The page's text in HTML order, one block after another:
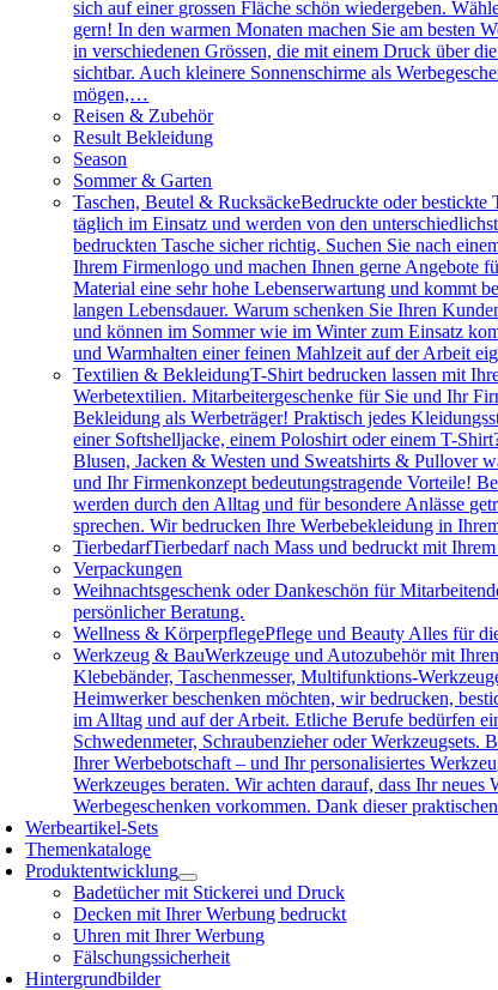
sich auf einer grossen Fläche schön wiedergeben.
gern! In den warmen Monaten machen Sie am besten
in verschiedenen Grössen, die mit einem Druck über
sichtbar. Auch kleinere Sonnenschirme als
mögen,…
Reisen & Zubehör
Result Bekleidung
Season
Sommer & Garten
Taschen, Beutel & RucksäckeBedruckte oder bestickte
täglich im Einsatz und werden von den
bedruckten Tasche sicher richtig. Suchen Sie nach
Ihrem Firmenlogo und machen Ihnen gerne Angebote
Material eine sehr hohe Lebenserwartung und kommt
langen Lebensdauer. Warum schenken Sie Ihren
und können im Sommer wie im Winter zum Einsatz
und Warmhalten einer feinen Mahlzeit auf der Arbeit
Textilien & BekleidungT-Shirt bedrucken lassen mit
Werbetextilien. Mitarbeitergeschenke für Sie und Ihr
Bekleidung als Werbeträger! Praktisch jedes
einer Softshelljacke, einem Poloshirt oder einem T-
Blusen, Jacken & Westen und Sweatshirts & Pullover
und Ihr Firmenkonzept bedeutungstragende Vorteile!
werden durch den Alltag und für besondere Anlässe
sprechen. Wir bedrucken Ihre Werbebekleidung in
TierbedarfTierbedarf nach Mass und bedruckt mit
Verpackungen
Weihnachtsgeschenk oder Dankeschön für
persönlicher Beratung.
Wellness & KörperpflegePflege und Beauty Alles für
Werkzeug & BauWerkzeuge und Autozubehör mit
Klebebänder, Taschenmesser, Multifunktions-
Heimwerker beschenken möchten, wir bedrucken,
im Alltag und auf der Arbeit. Etliche Berufe bedürfen
Schwedenmeter, Schraubenzieher oder
Ihrer Werbebotschaft – und Ihr personalisiertes
Werkzeuges beraten. Wir achten darauf, dass Ihr
Werbegeschenken vorkommen. Dank dieser
Werbeartikel-Sets
Themenkataloge
Produktentwicklung
Badetücher mit Stickerei und Druck
Decken mit Ihrer Werbung bedruckt
Uhren mit Ihrer Werbung
Fälschungssicherheit
Hintergrundbilder